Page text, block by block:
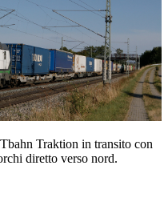
Traktion in transito con
diretto verso nord.